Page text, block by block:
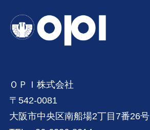
ＯＰＩ株式会社
〒542-0081
大阪市中央区南船場2丁目7番26号